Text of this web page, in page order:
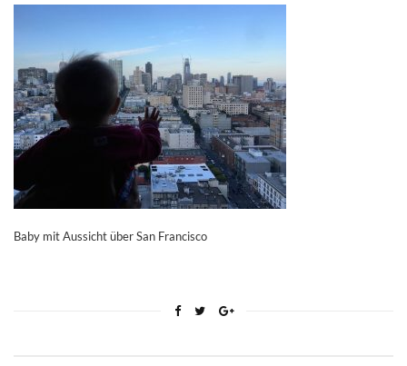
Baby mit Aussicht über San Francisco